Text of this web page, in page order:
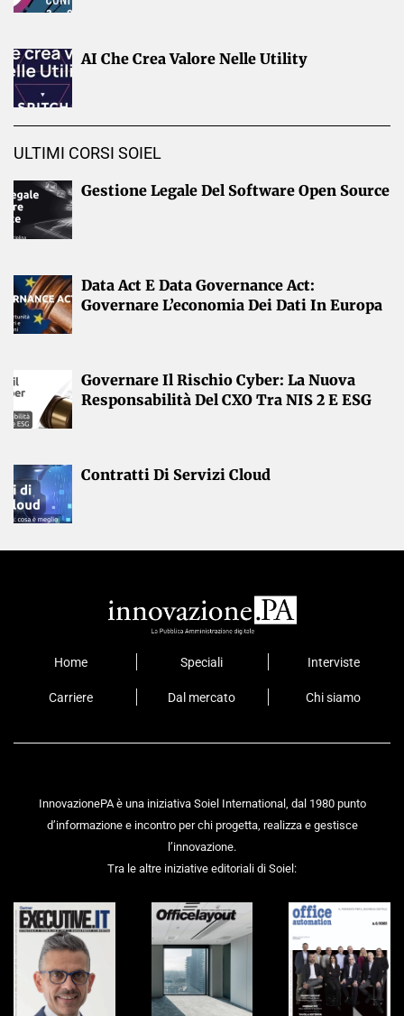
AI Che Crea Valore Nelle Utility
ULTIMI CORSI SOIEL
Gestione Legale Del Software Open Source
Data Act E Data Governance Act:
Governare L’economia Dei Dati In Europa
Governare Il Rischio Cyber: La Nuova
Responsabilità Del CXO Tra NIS 2 E ESG
Contratti Di Servizi Cloud
Home Speciali Interviste
Carriere Dal mercato Chi siamo
InnovazionePA è una iniziativa Soiel International, dal 1980 punto
d’informazione e incontro per chi progetta, realizza e gestisce
l’innovazione.
Tra le altre iniziative editoriali di Soiel: